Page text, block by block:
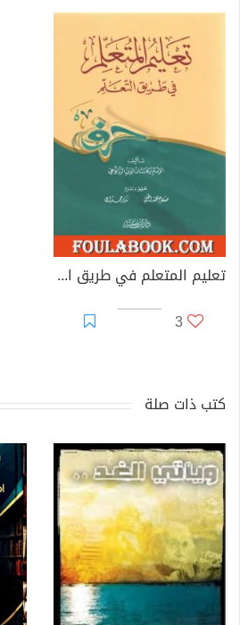
تعليم المتعلم في طريق التعلم - ط. دار ابن كثير
3
كتب ذات صلة